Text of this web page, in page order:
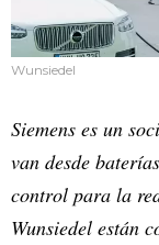
Wunsiedel
Siemens es un
van desde
control para la
Wunsiedel están